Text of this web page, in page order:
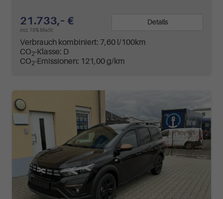
21.733,– €
incl. 19% MwSt.
Details
Verbrauch kombiniert: 7,60 l/100km
CO2-Klasse: D
CO2-Emissionen: 121,00 g/km